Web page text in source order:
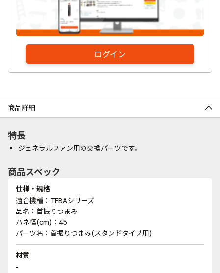
ログイン
商品詳細
特長
ジェネラルファン用の交換パーツです。
商品スペック
仕様・規格
適合機種：TFBAシリーズ
品名：首振りつまみ
ハネ径(cm)：45
パーツ名：首振りつまみ(スタンドタイプ用)
材質
-